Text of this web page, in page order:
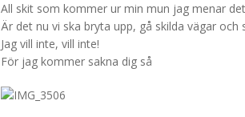
All skit som kommer ur min mun jag menar
Är det nu vi ska bryta upp, gå skilda vägar och
Jag vill inte, vill inte!
För jag kommer sakna dig så